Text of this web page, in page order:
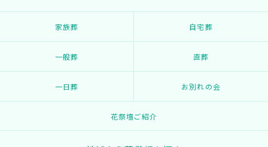
家族葬 自宅葬
一般葬 直葬
一日葬 お別れの会
花祭壇ご紹介